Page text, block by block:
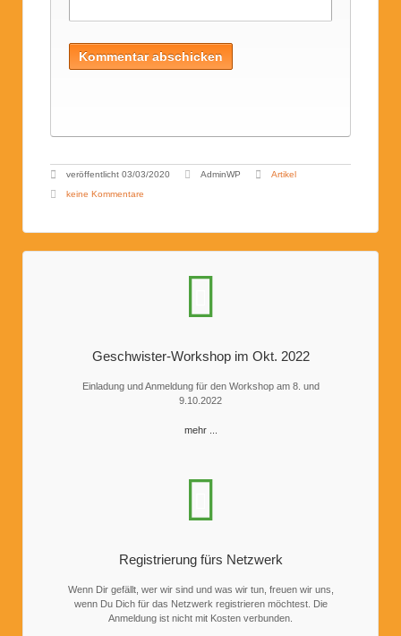
veröffentlicht 03/03/2020 AdminWP
Artikel
keine Kommentare
Geschwister-Workshop im Okt. 2022
Einladung und Anmeldung für den Workshop am 8. und
9.10.2022
mehr ...
Registrierung fürs Netzwerk
Wenn Dir gefällt, wer wir sind und was wir tun, freuen wir uns,
wenn Du Dich für das Netzwerk registrieren möchtest. Die
Anmeldung ist nicht mit Kosten verbunden.